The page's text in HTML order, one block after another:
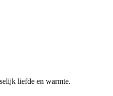
liefde en warmte.